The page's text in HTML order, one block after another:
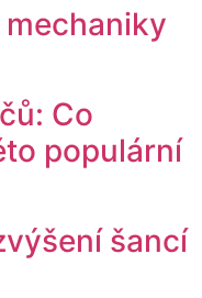
Co
populární
šancí